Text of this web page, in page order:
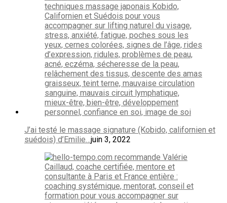
J’ai testé le massage signature (Kobido, californien et
suédois) d’Emilie…juin 3, 2022